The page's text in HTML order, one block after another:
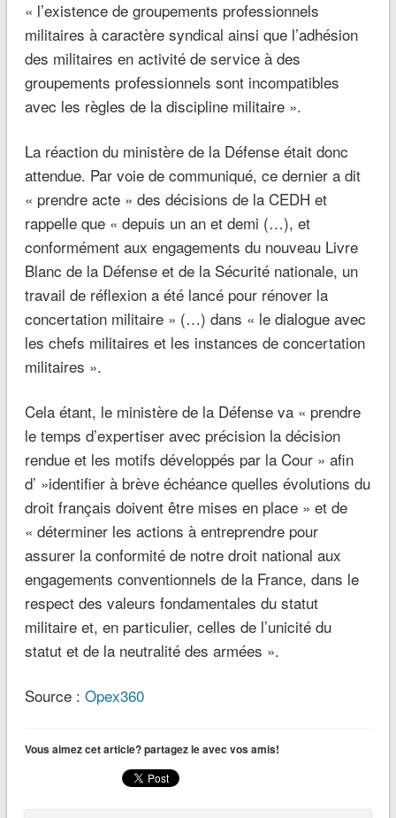
« l’existence de groupements professionnels
militaires à caractère syndical ainsi que l’adhésion
des militaires en activité de service à des
groupements professionnels sont incompatibles
avec les règles de la discipline militaire ».
La réaction du ministère de la Défense était donc
attendue. Par voie de communiqué, ce dernier a dit
« prendre acte » des décisions de la CEDH et
rappelle que « depuis un an et demi (…), et
conformément aux engagements du nouveau Livre
Blanc de la Défense et de la Sécurité nationale, un
travail de réflexion a été lancé pour rénover la
concertation militaire » (…) dans « le dialogue avec
les chefs militaires et les instances de concertation
militaires ».
Cela étant, le ministère de la Défense va « prendre
le temps d’expertiser avec précision la décision
rendue et les motifs développés par la Cour » afin
d’ »identifier à brève échéance quelles évolutions du
droit français doivent être mises en place » et de
« déterminer les actions à entreprendre pour
assurer la conformité de notre droit national aux
engagements conventionnels de la France, dans le
respect des valeurs fondamentales du statut
militaire et, en particulier, celles de l’unicité du
statut et de la neutralité des armées ».
Source : Opex360
Vous aimez cet article? partagez le avec vos amis!